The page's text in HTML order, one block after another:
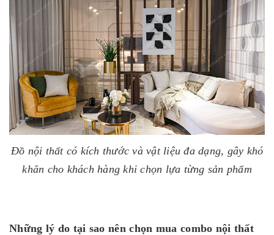
Đồ nội thất có kích thước và vật liệu đa dạng, gây khó
khăn cho khách hàng khi chọn lựa từng sản phẩm
Những lý do tại sao nên chọn mua combo nội thất